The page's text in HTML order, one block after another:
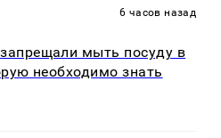
6 часов назад
мыть посуду в
необходимо знать